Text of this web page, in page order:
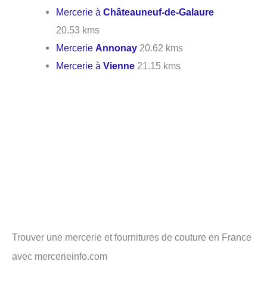
Mercerie àChâteauneuf-de-Galaure
20.53 kms
MercerieAnnonay 20.62 kms
Mercerie àVienne 21.15 kms
Trouver une mercerie et fournitures de couture en France
avec mercerieinfo.com